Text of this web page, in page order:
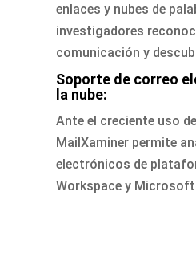
enlaces y nubes de
investigadores
comunicación y
Soporte de correo
la nube:
Ante el creciente uso
MailXaminer permite
electrónicos de
Workspace y Microsoft